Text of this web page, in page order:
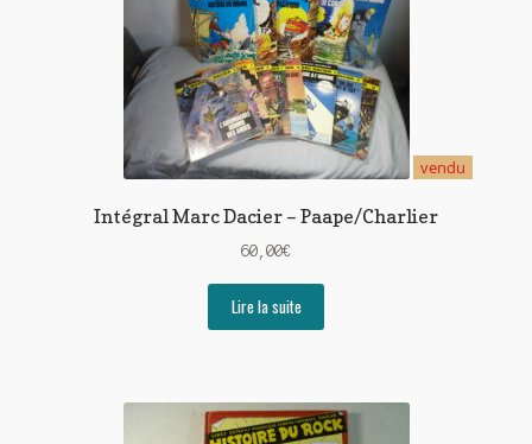
vendu
Intégral Marc Dacier – Paape/Charlier
60,00€
Lire la suite